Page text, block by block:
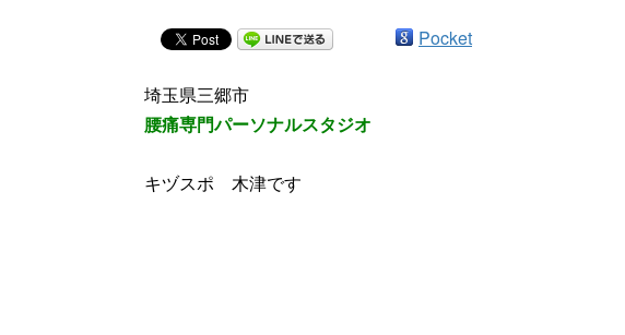
Pocket
埼玉県三郷市
腰痛専門パーソナルスタジオ
キヅスポ 木津です